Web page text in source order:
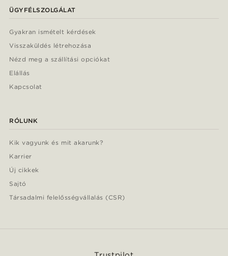
ÜGYFÉLSZOLGÁLAT
Gyakran ismételt kérdések
Visszaküldés létrehozása
Nézd meg a szállítási opciókat
Elállás
Kapcsolat
RÓLUNK
Kik vagyunk és mit akarunk?
Karrier
Új cikkek
Sajtó
Társadalmi felelősségvállalás (CSR)